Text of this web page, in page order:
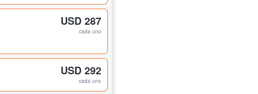
USD 287
cada uno
USD 292
cada uno